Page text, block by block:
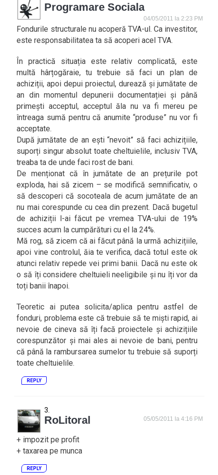
Programare Sociala
04/05/2011 la 2:23 PM
Fondurile structurale nu acoperă TVA-ul. Ca investitor,
este responsabilitatea ta să acoperi acel TVA.
În practică situația este relativ complicată, este
multă hârțogăraie, tu trebuie să faci un plan de
achiziții, apoi depui proiectul, durează și jumătate de
an din momentul depunerii documentației și până
primești acceptul, acceptul ăla nu va fi mereu pe
întreaga sumă pentru că anumite “produse” nu vor fi
acceptate.
După jumătate de an ești “nevoit” să faci achizițiile,
suporți singur absolut toate cheltuielile, inclusiv TVA,
treaba ta de unde faci rost de bani.
De menționat că în jumătate de an prețurile pot
exploda, hai să zicem – se modifică semnificativ, o
să descoperi că socoteala de acum jumătate de an
nu mai corespunde cu cea din prezent. Dacă bugetul
de achiziții l-ai făcut pe vremea TVA-ului de 19%
succes acum la cumpărături cu el la 24%.
Mă rog, să zicem că ai făcut până la urmă achizițiile,
apoi vine controlul, ăia te verifica, dacă totul este ok
atunci relativ repede vei primi banii. Dacă nu este ok
o să îți considere cheltuieli neeligibile și nu îți vor da
toți banii înapoi.
Teoretic ai putea solicita/aplica pentru astfel de
fonduri, problema este că trebuie să te miști rapid, ai
nevoie de cineva să îți facă proiectele și achizițiile
corespunzător și mai ales ai nevoie de bani, pentru
că până la rambursarea sumelor tu trebuie să suporți
toate cheltuielile.
REPLY
RoLitoral 05/05/2011 la 4:16 PM
+ impozit pe profit
+ taxarea pe munca
REPLY